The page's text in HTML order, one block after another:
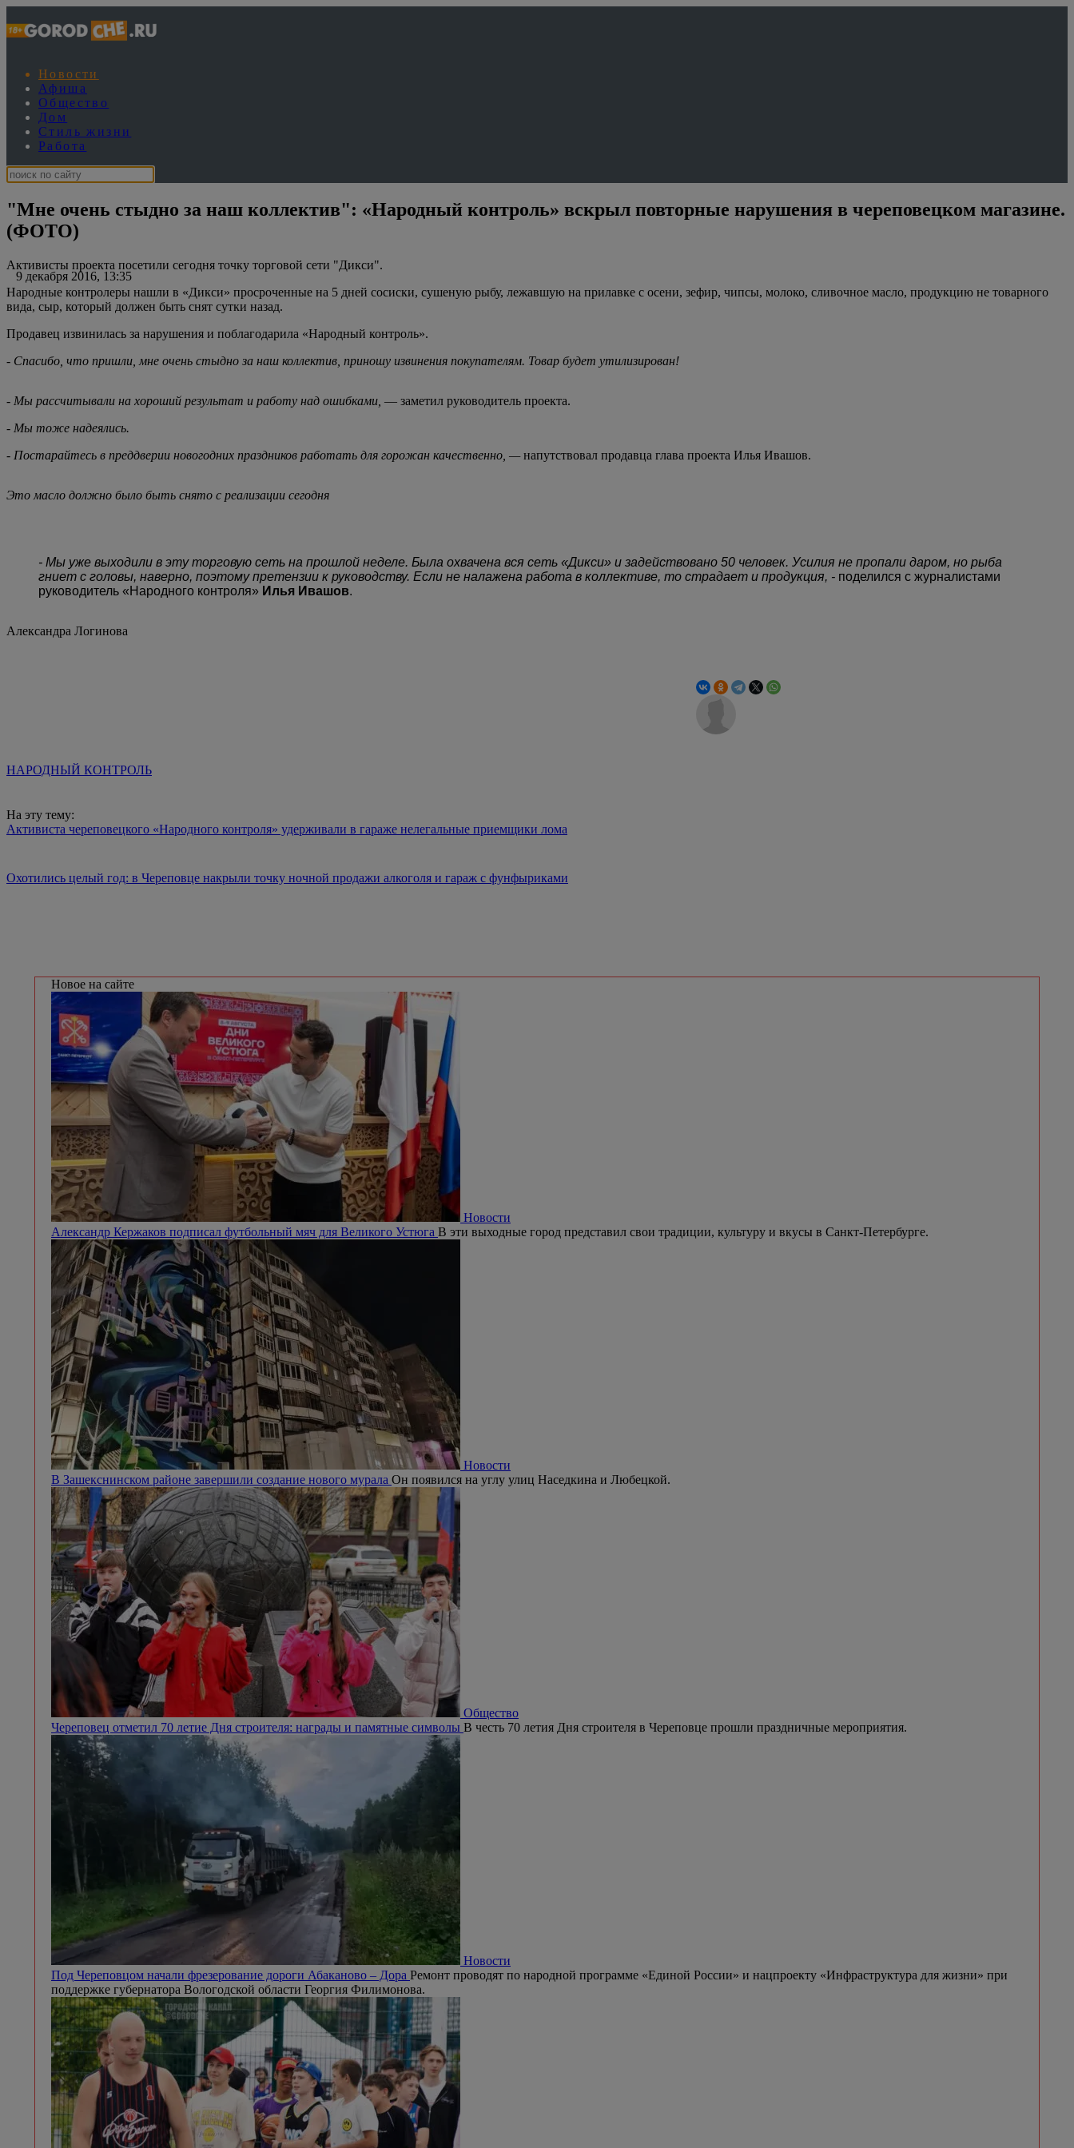
Новости
Афиша
Общество
Дом
Стиль жизни
Работа
"Мне очень стыдно за наш коллектив": «Народный контроль» вскрыл повторные нарушения в череповецком магазине.
(ФОТО)
9 декабря 2016, 13:35
Активисты проекта посетили сегодня точку торговой сети "Дикси".
Народные контролеры нашли в «Дикси» просроченные на 5 дней сосиски, сушеную рыбу, лежавшую на прилавке с осени, зефир, чипсы, молоко, сливочное масло, продукцию не товарного
вида, сыр, который должен быть снят сутки назад.
Продавец извинилась за нарушения и поблагодарила «Народный контроль».
- Спасибо, что пришли, мне очень стыдно за наш коллектив, приношу извинения покупателям. Товар будет утилизирован!
- Мы рассчитывали на хороший результат и работу над ошибками, — заметил руководитель проекта.
- Мы тоже надеялись.
- Постарайтесь в преддверии новогодних праздников работать для горожан качественно, —напутствовал продавца глава проекта Илья Ивашов.
Это масло должно было быть снято с реализации сегодня
- Мы уже выходили в эту торговую сеть на прошлой неделе. Была охвачена вся сеть «Дикси» и задействовано 50 человек. Усилия не пропали даром, но рыба
гниет с головы, наверно, поэтому претензии к руководству. Если не налажена работа в коллективе, то страдает и продукция, - поделился с журналистами
руководитель «Народного контроля» Илья Ивашов.
Александра Логинова
НАРОДНЫЙ КОНТРОЛЬ
На эту тему:
Активиста череповецкого «Народного контроля» удерживали в гараже нелегальные приемщики лома
Охотились целый год: в Череповце накрыли точку ночной продажи алкоголя и гараж с фунфыриками
Новое на сайте
Новости
Александр Кержаков подписал футбольный мяч для Великого Устюга В эти выходные город представил свои традиции, культуру и вкусы в Санкт-Петербурге.
Новости
В Зашекснинском районе завершили создание нового мурала Он появился на углу улиц Наседкина и Любецкой.
Общество
Череповец отметил 70 летие Дня строителя: награды и памятные символы В честь 70 летия Дня строителя в Череповце прошли праздничные мероприятия.
Новости
Под Череповцом начали фрезерование дороги Абаканово – Дора Ремонт проводят по народной программе «Единой России» и нацпроекту «Инфраструктура для жизни» при
поддержке губернатора Вологодской области Георгия Филимонова.